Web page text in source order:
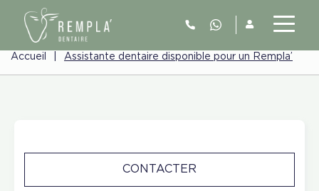
Accueil Assistante dentaire disponible pour un Rempla’
CONTACTER